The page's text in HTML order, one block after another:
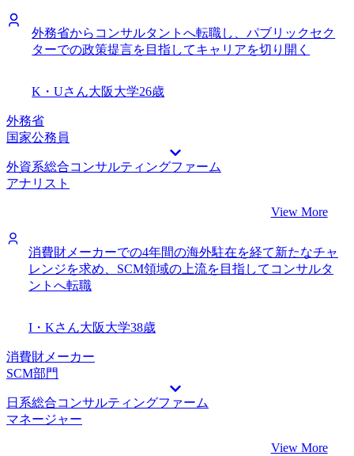
外務省からコンサルタントへ転職し、パブリックセク
ターでの政策提言を目指してキャリアを切り開く
K・Uさん大阪大学26歳
外務省
国家公務員
外資系総合コンサルティングファーム
アナリスト
View More
消費財メーカーでの4年間の海外駐在を経て新たなチャ
レンジを求め、SCM領域の上流を目指してコンサルタ
ントへ転職
I・Kさん大阪大学38歳
消費財メーカー
SCM部門
日系総合コンサルティングファーム
マネージャー
View More